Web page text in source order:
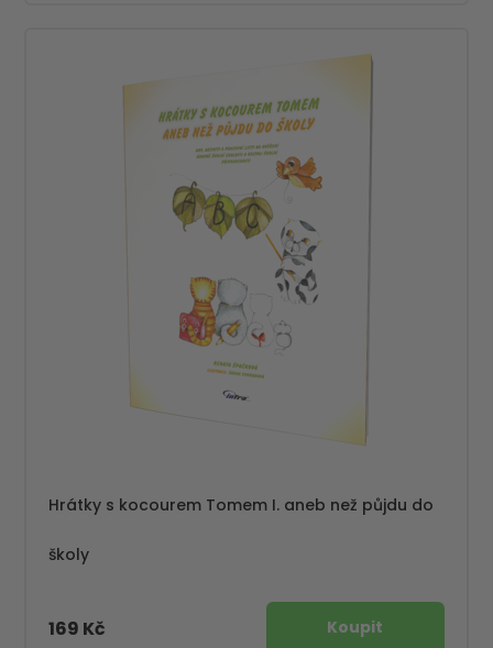
Hrátky s kocourem Tomem I. aneb než půjdu do
školy
169 Kč